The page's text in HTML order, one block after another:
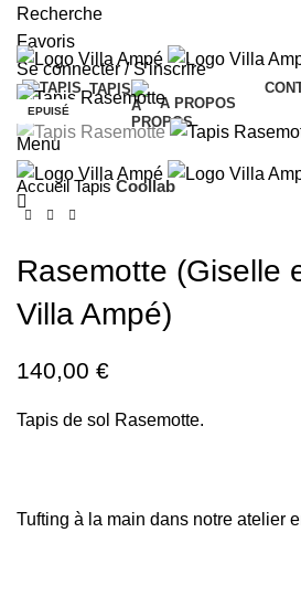
Recherche
Favoris
Se connecter / S'inscrire
0
TAPIS
A PROPOS
Menu
EPUISÉ
AccueilTapisCoollab
Rasemotte (Giselle
Villa Ampé)
140,00 €
Tapis de sol Rasemotte.
Tufting à la main dans notre atelier
Livraison offerte dès 50€
Mondial Relay pour la